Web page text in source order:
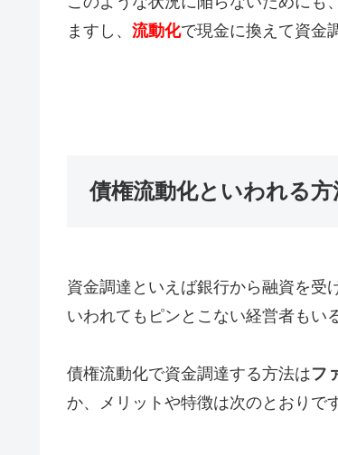
ますし、 流動化で現金に換えて資金
債権流動化といわれる
資金調達といえば銀行から融資を受
いわれてもピンとこない経営者もい
債権流動化で資金調達する方法はフ
か、メリットや特徴は次のとおりで